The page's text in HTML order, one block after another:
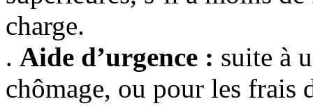
charge.
. Aide d’urgence : suite à
chômage, ou pour les frais